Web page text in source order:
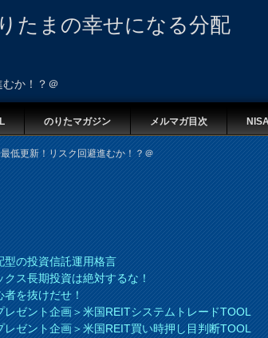
たまの幸せになる分配
か！？＠
のりたマガジン メルマガ目次 NISA
低更新！リスク回避進むか！？＠
の投資信託運用格言
ス長期投資は絶対するな！
を抜けだせ！
ゼント企画＞米国REITシステムトレードTOOL
ゼント企画＞米国REIT買い時押し目判断TOOL